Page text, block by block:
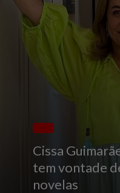
Cissa
tem vontade
novelas